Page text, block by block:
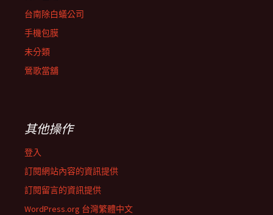
台南除白蟻公司
手機包膜
未分類
鶯歌當舖
其他操作
登入
訂閱網站內容的資訊提供
訂閱留言的資訊提供
WordPress.org 台灣繁體中文